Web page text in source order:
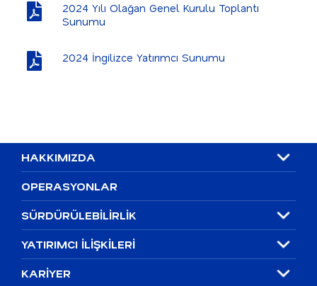
Hisse ve Tahvil Verileri
Kurumsal Yönetim
Temettü ve Sermaye Artırımları
Hisse ve Tahvil Analist Bilgileri
Genel Kurul
Finansal Takvim
Sıkça Sorulan Sorular
2024 Yılı Olağan Genel Kurulu Toplantı
Sunumu
2024 İngilizce Yatırımcı Sunumu
HAKKIMIZDA
OPERASYONLAR
SÜRDÜRÜLEBİLİRLİK
YATIRIMCI İLİŞKİLERİ
KARİYER